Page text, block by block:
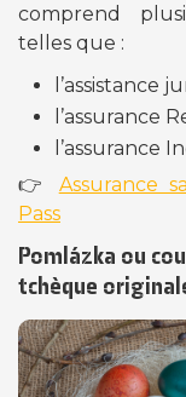
comprend
telles que :
l’assistance
l’assurance
l’assurance
👉 Assurance
Pass
Pomlázka ou
tchèque